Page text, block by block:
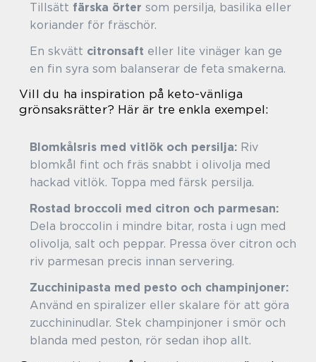
Tillsätt färska örter som persilja, basilika eller
koriander för fräschör.
En skvätt citronsaft eller lite vinäger kan ge
en fin syra som balanserar de feta smakerna.
Vill du ha inspiration på keto-vänliga
grönsaksrätter? Här är tre enkla exempel:
Blomkålsris med vitlök och persilja: Riv
blomkål fint och fräs snabbt i olivolja med
hackad vitlök. Toppa med färsk persilja.
Rostad broccoli med citron och parmesan:
Dela broccolin i mindre bitar, rosta i ugn med
olivolja, salt och peppar. Pressa över citron och
riv parmesan precis innan servering.
Zucchinipasta med pesto och champinjoner:
Använd en spiralizer eller skalare för att göra
zucchininudlar. Stek champinjoner i smör och
blanda med peston, rör sedan ihop allt.